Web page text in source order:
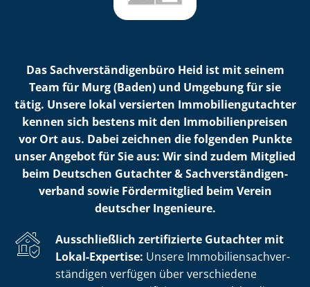
Das Sach­ver­stän­di­gen­bü­ro Heid ist mit seinem
Team für Murg (Baden) und Umgebung für sie
tätig. Unsere lokal versierten Im­mo­bi­li­en­gut­ach­ter
kennen sich bestens mit den Im­mo­bi­li­en­prei­sen
vor Ort aus. Dabei zeichnen die folgenden Punkte
unser Angebot für Sie aus: Wir sind zudem Mitglied
beim Deutschen Gutachter & Sach­ver­stän­di­gen­
ver­band sowie Fördermitglied beim Verein
deutscher Ingenieure.
Ausschließlich zertifizierte Gutachter mit
Lokal-Expertise: Unsere Im­mo­bi­li­en­sach­ver­
stän­di­gen verfügen über verschiedene